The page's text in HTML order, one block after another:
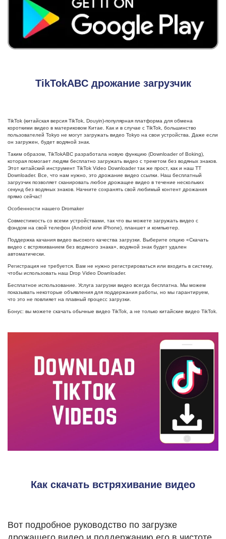
TikTokABC дрожание загрузчик
TikTok (китайская версия TikTok, Douyin)-популярная платформа для обмена
короткими видео в материковом Китае. Как и в случае с TikTok, большинство
пользователей Tokyo не могут загружать видео Tokyo на свои устройства. Даже если
он загружен, будет водяной знак.
Таким образом, TikTokABC разработала новую функцию (Downloader of Boking),
которая помогает людям бесплатно загружать видео с трекетом без водяных знаков.
Этот китайский инструмент TikTok Video Downloader так же прост, как и наш TT
Downloader. Все, что нам нужно, это дрожание видео ссылки. Наш бесплатный
загрузчик позволяет сканировать любое дрожащее видео в течение нескольких
секунд без водяных знаков. Начните сохранять свой любимый контент дрожания
прямо сейчас!
Особенности нашего Dromaker
Совместимость со всеми устройствами, так что вы можете загружать видео с
фэндом на свой телефон (Android или iPhone), планшет и компьютер.
Поддержка качания видео высокого качества загрузки. Выберите опцию «Скачать
видео с встряхиванием без водяного знака», водяной знак будет удален
автоматически.
Регистрация не требуется. Вам не нужно регистрироваться или входить в систему,
чтобы использовать наш Drop Video Downloader.
Бесплатное использование. Услуга загрузки видео всегда бесплатна. Мы можем
показывать некоторые объявления для поддержания работы, но мы гарантируем,
что это не повлияет на плавный процесс загрузки.
Бонус: вы можете скачать обычные видео TikTok, а не только китайские видео TikTok.
Как скачать встряхивание видео
Вот подробное руководство по загрузке